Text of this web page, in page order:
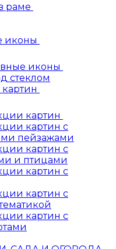
раме
иконы
иконы
стеклом
картин
картин с
пейзажами
картин с
и птицами
картин с
картин с
картин с